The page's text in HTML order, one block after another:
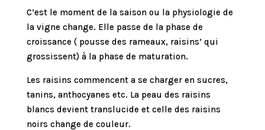
C’est le moment de la saison ou la physiologie de
la vigne change. Elle passe de la phase de
croissance ( pousse des rameaux, raisins’ qui
grossissent) à la phase de maturation.
Les raisins commencent a se charger en sucres,
tanins, anthocyanes etc. La peau des raisins
blancs devient translucide et celle des raisins
noirs change de couleur.